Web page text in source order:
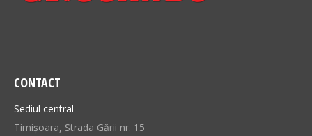
CONTACT
Sediul central
Timișoara, Strada Gării nr. 15